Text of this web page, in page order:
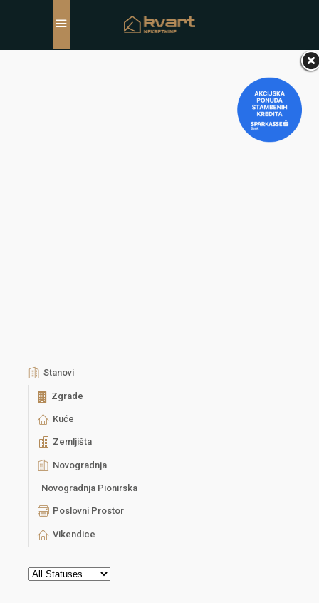
Stanovi
Zgrade
Kuće
Zemljišta
Novogradnja
Novogradnja Pionirska
Poslovni Prostor
Vikendice